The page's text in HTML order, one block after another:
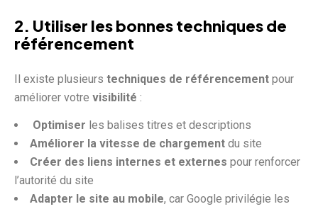
2. Utiliser les bonnes techniques de
référencement
Il existe plusieurs techniques de référencement pour
améliorer votre visibilité :
Optimiser les balises titres et descriptions
Améliorer la vitesse de chargement du site
Créer des liens internes et externes pour renforcer
l’autorité du site
Adapter le site au mobile, car Google privilégie les